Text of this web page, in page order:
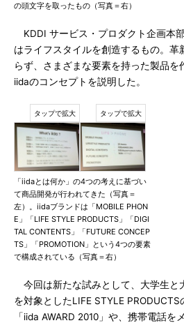
の頭文字を取ったもの（写真＝右）
KDDI サービス・プロダクト企画本
はライフスタイルを創造するもの。革
らず、さまざまな要素を持った製品を
iidaのコンセプトを説明した。
「iidaとは何か」の4つの考えに基づい
て商品開発が行われてきた（写真＝
左）。iidaブランドは「MOBILE PHON
E」「LIFE STYLE PRODUCTS」「DIGI
TAL CONTENTS」「FUTURE CONCEP
TS」「PROMOTION」という4つの要素
で構成されている（写真＝右）
今回は新たな試みとして、大学生と
を対象としたLIFE STYLE PRODUCTS
「iida AWARD 2010」や、携帯電話を